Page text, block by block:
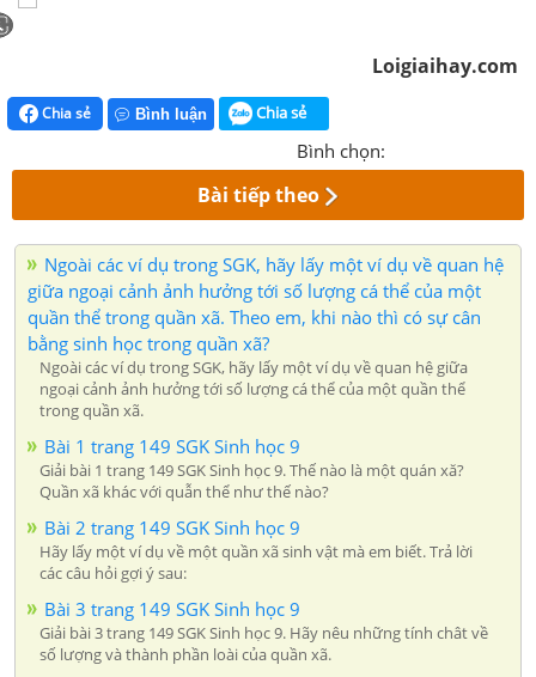
Loigiaihay.com
Chia sẻ Bình luận Chia sẻ
Bình chọn:
Bài tiếp theo
Ngoài các ví dụ trong SGK, hãy lấy một ví dụ về quan hệ
giữa ngoại cảnh ảnh hưởng tới số lượng cá thể của một
quần thể trong quần xã. Theo em, khi nào thì có sự cân
bằng sinh học trong quần xã?
Ngoài các ví dụ trong SGK, hãy lấy một ví dụ về quan hệ giữa
ngoại cảnh ảnh hưởng tới số lượng cá thể của một quần thể
trong quần xã.
Bài 1 trang 149 SGK Sinh học 9
Giải bài 1 trang 149 SGK Sinh học 9. Thế nào là một quán xă?
Quần xã khác với quẫn thể như thế nào?
Bài 2 trang 149 SGK Sinh học 9
Hãy lấy một ví dụ về một quần xã sinh vật mà em biết. Trả lời
các câu hỏi gợi ý sau:
Bài 3 trang 149 SGK Sinh học 9
Giải bài 3 trang 149 SGK Sinh học 9. Hãy nêu những tính chât về
số lượng và thành phần loài của quần xã.